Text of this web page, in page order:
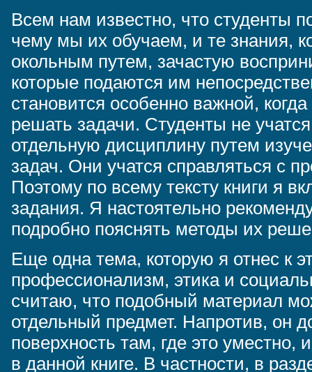
Всем нам известно, что студенты
чему мы их обучаем, и те знания,
окольным путем, зачастую
которые подаются им
становится особенно важной,
решать задачи. Студенты не
отдельную дисциплину путем
задач. Они учатся справляться с
Поэтому по всему тексту книги я
задания. Я настоятельно
подробно пояснять методы их
Еще одна тема, которую я отнес к
профессионализм, этика и
считаю, что подобный материал
отдельный предмет. Напротив, он
поверхность там, где это
в данной книге. В частности, в